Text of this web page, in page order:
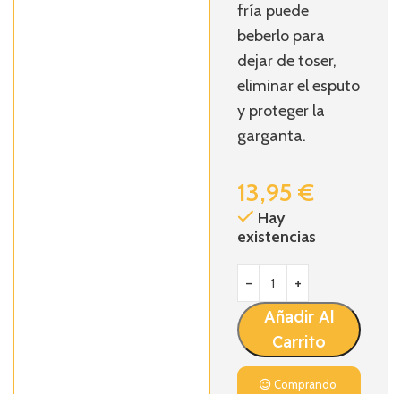
fría puede
beberlo para
dejar de toser,
eliminar el esputo
y proteger la
garganta.
13,95€
Hay
existencias
Añadir Al
Carrito
Comprando